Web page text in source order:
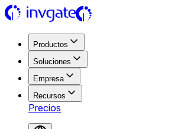
Productos
Soluciones
Empresa
Recursos
Precios